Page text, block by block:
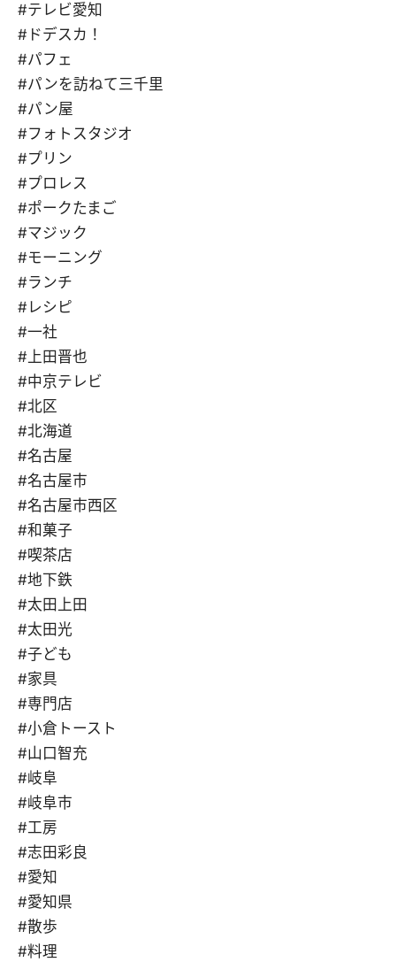
#テレビ愛知
#ドデスカ！
#パフェ
#パンを訪ねて三千里
#パン屋
#フォトスタジオ
#プリン
#プロレス
#ポークたまご
#マジック
#モーニング
#ランチ
#レシピ
#一社
#上田晋也
#中京テレビ
#北区
#北海道
#名古屋
#名古屋市
#名古屋市西区
#和菓子
#喫茶店
#地下鉄
#太田上田
#太田光
#子ども
#家具
#専門店
#小倉トースト
#山口智充
#岐阜
#岐阜市
#工房
#志田彩良
#愛知
#愛知県
#散歩
#料理